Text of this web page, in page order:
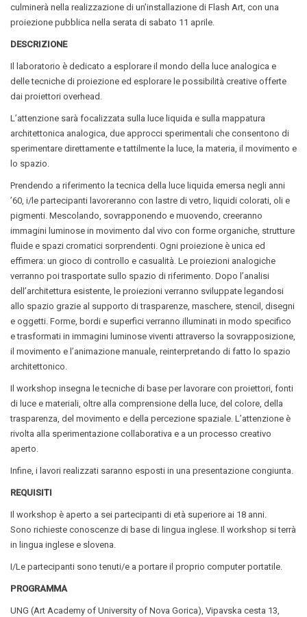
culminerà nella realizzazione di un’installazione di Flash Art, con una
proiezione pubblica nella serata di sabato 11 aprile.
DESCRIZIONE
Il laboratorio è dedicato a esplorare il mondo della luce analogica e
delle tecniche di proiezione ed esplorare le possibilità creative offerte
dai proiettori overhead.
L’attenzione sarà focalizzata sulla luce liquida e sulla mappatura
architettonica analogica, due approcci sperimentali che consentono di
sperimentare direttamente e tattilmente la luce, la materia, il movimento e
lo spazio.
Prendendo a riferimento la tecnica della luce liquida emersa negli anni
’60, i/le partecipanti lavoreranno con lastre di vetro, liquidi colorati, oli e
pigmenti. Mescolando, sovrapponendo e muovendo, creeranno
immagini luminose in movimento dal vivo con forme organiche, strutture
fluide e spazi cromatici sorprendenti. Ogni proiezione è unica ed
effimera: un gioco di controllo e casualità. Le proiezioni analogiche
verranno poi trasportate sullo spazio di riferimento. Dopo l’analisi
dell’architettura esistente, le proiezioni verranno sviluppate legandosi
allo spazio grazie al supporto di trasparenze, maschere, stencil, disegni
e oggetti. Forme, bordi e superfici verranno illuminati in modo specifico
e trasformati in immagini luminose viventi attraverso la sovrapposizione,
il movimento e l’animazione manuale, reinterpretando di fatto lo spazio
architettonico.
Il workshop insegna le tecniche di base per lavorare con proiettori, fonti
di luce e materiali, oltre alla comprensione della luce, del colore, della
trasparenza, del movimento e della percezione spaziale. L’attenzione è
rivolta alla sperimentazione collaborativa e a un processo creativo
aperto.
Infine, i lavori realizzati saranno esposti in una presentazione congiunta.
REQUISITI
Il workshop è aperto a sei partecipanti di età superiore ai 18 anni.
Sono richieste conoscenze di base di lingua inglese. Il workshop si terrà
in lingua inglese e slovena.
I/Le partecipanti sono tenuti/e a portare il proprio computer portatile.
PROGRAMMA
UNG (Art Academy of University of Nova Gorica), Vipavska cesta 13,